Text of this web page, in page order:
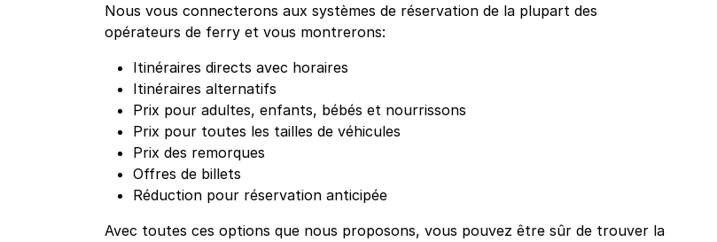
Nous vous connecterons aux systèmes de réservation de la plupart des
opérateurs de ferry et vous montrerons:
Itinéraires directs avec horaires
Itinéraires alternatifs
Prix pour adultes, enfants, bébés et nourrissons
Prix pour toutes les tailles de véhicules
Prix des remorques
Offres de billets
Réduction pour réservation anticipée
Avec toutes ces options que nous proposons, vous pouvez être sûr de trouver la